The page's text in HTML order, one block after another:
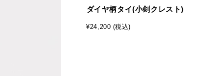
ダイヤ柄タイ(小剣クレスト)
¥24,200 (税込)